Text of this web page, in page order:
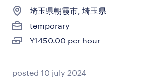
埼玉県朝霞市, 埼玉県
temporary
¥1450.00 per hour
posted 10 july 2024